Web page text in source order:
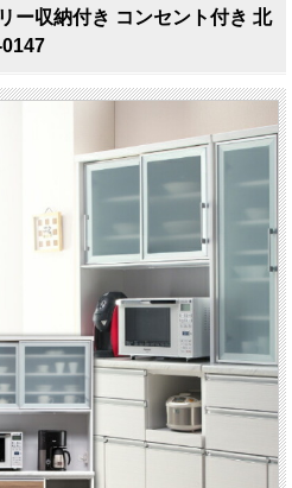
ー収納付き コンセント付き 北